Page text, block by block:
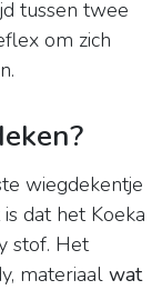
tussen twee
om zich
wiegdekentje
dat het Koeka
stof. Het
materiaal wat